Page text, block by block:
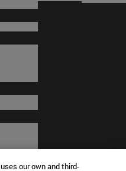
our own and third-